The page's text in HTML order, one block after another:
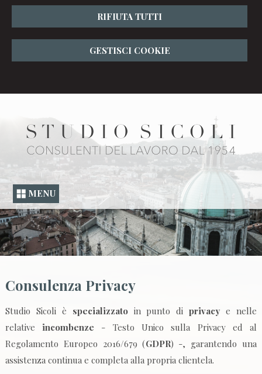
RIFIUTA TUTTI
GESTISCI COOKIE
MENU
Consulenza Privacy
Studio Sicoli è specializzatoin punto diprivacy e nelle
relativeincombenze - Testo Unico sulla Privacy ed al
Regolamento Europeo 2016/679 (GDPR) -, garantendo una
assistenza continua e completa alla propria clientela.